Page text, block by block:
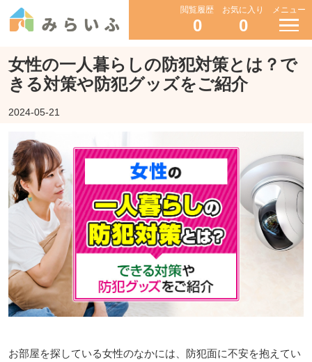
閲覧履歴
0
お気に入り
0
メニュー
女性の一人暮らしの防犯対策とは？で
きる対策や防犯グッズをご紹介
2024-05-21
お部屋を探している女性のなかには、防犯面に不安を抱えてい